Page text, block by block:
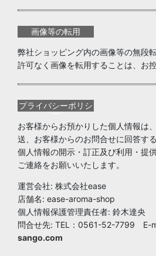
画像等の転用
弊社ショッピング内の画像等の無段
許可なく画像を転用することは、お
プライバシーポリシ
ー
お客様からお預かりした個人情報は
送、お客様からのお問合せに回答す
個人情報の開示・訂正及び利用・提
ご連絡をお願いいたします。
運営会社: 株式会社ease
店舗名: ease-aroma-shop
個人情報保護管理責任者: 鈴木達央
問合せ先: TEL：0561-52-7799 E-
sango.com